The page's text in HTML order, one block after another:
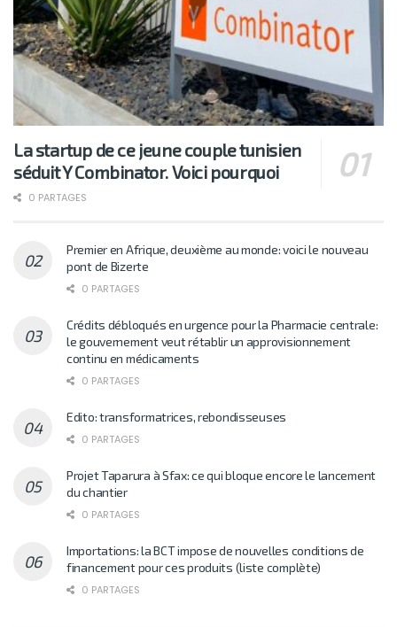
La startup de ce jeune couple tunisien
séduit Y Combinator. Voici pourquoi
0 PARTAGES
Premier en Afrique, deuxième au monde: voici le nouveau
pont de Bizerte
0 PARTAGES
Crédits débloqués en urgence pour la Pharmacie centrale:
le gouvernement veut rétablir un approvisionnement
continu en médicaments
0 PARTAGES
Edito: transformatrices, rebondisseuses
0 PARTAGES
Projet Taparura à Sfax: ce qui bloque encore le lancement
du chantier
0 PARTAGES
Importations: la BCT impose de nouvelles conditions de
financement pour ces produits (liste complète)
0 PARTAGES